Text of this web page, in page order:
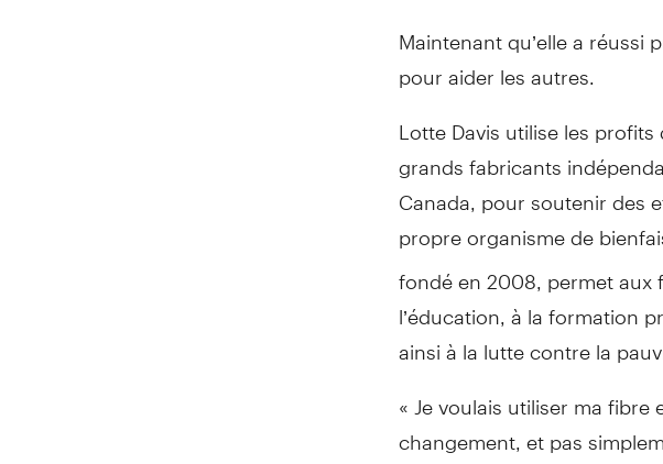
Maintenant qu’elle a
pour aider les autres.
Lotte Davis utilise les
grands fabricants
Canada, pour soutenir des
propre organisme de
fondé en 2008, permet aux
l’éducation, à la formation
ainsi à la lutte contre la
« Je voulais utiliser ma
changement, et pas